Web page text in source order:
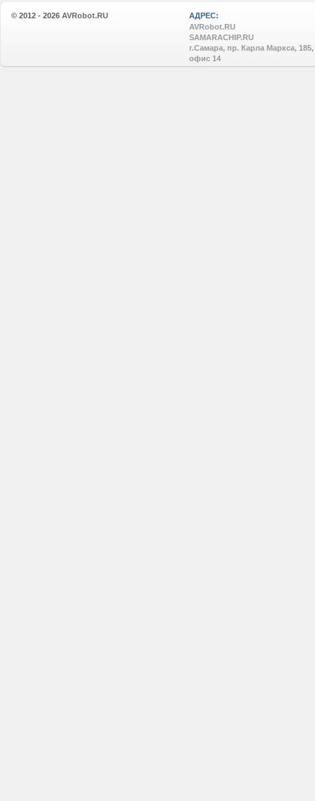
© 2012 - 2026 AVRobot.RU
АДРЕС:
AVRobot.RU
SAMARACHIP.RU
г.Самара, пр. Карла Маркса, 185,
офис 14